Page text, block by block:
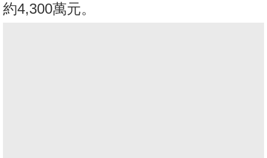
約4,300萬元。